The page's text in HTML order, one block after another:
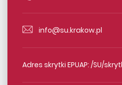
info@su.krakow.pl
Adres skrytki EPUAP: /SU/